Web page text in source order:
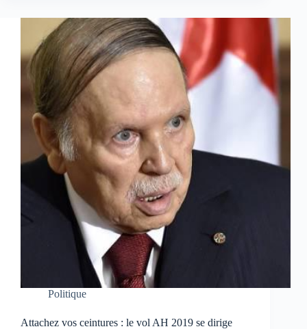
Politique
Attachez vos ceintures : le vol AH 2019 se dirige